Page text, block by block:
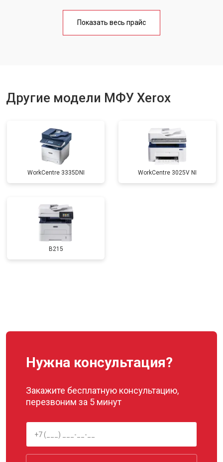
от 3500 ₽
Показать весь прайс
Другие модели МФУ Xerox
WorkCentre 3335DNI WorkCentre 3025V NI
B215
Нужна консультация?
Закажите бесплатную консультацию,
перезвоним за 5 минут